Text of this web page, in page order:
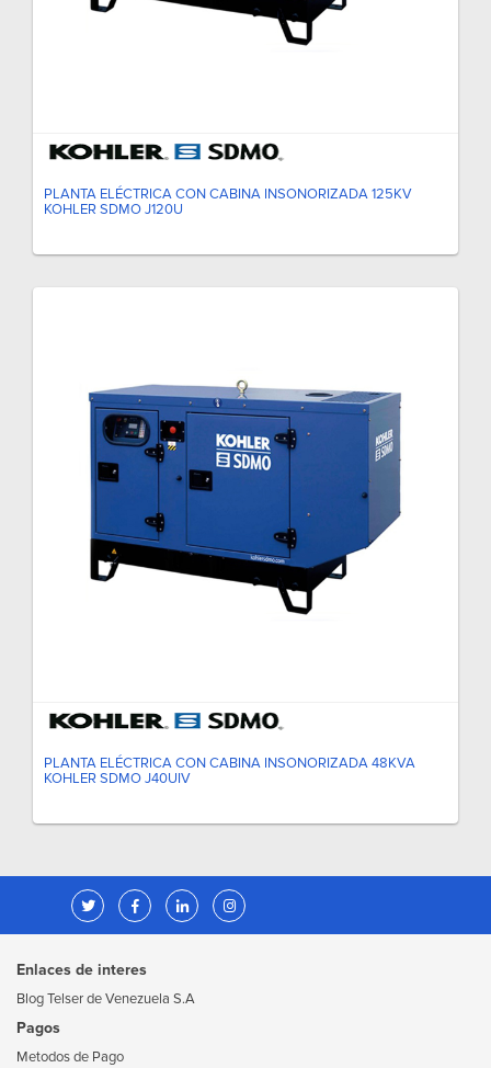
PLANTA ELÉCTRICA CON CABINA INSONORIZADA 125KV
KOHLER SDMO J120U
PLANTA ELÉCTRICA CON CABINA INSONORIZADA 48KVA
KOHLER SDMO J40UIV
Enlaces de interes
Blog Telser de Venezuela S.A
Pagos
Metodos de Pago